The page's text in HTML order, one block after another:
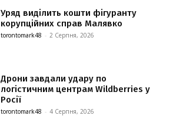
Уряд виділить кошти фігуранту
корупційних справ Малявко
torontomark48 - 2 Серпня, 2026
Дрони завдали удару по
логістичним центрам Wildberries у
Росії
torontomark48 - 4 Серпня, 2026